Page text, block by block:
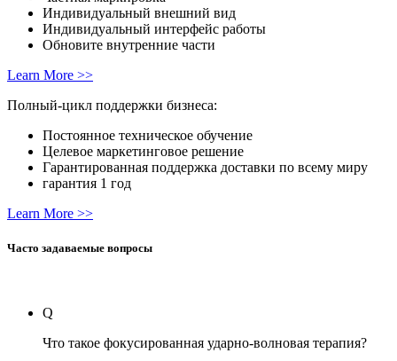
Индивидуальный внешний вид
Индивидуальный интерфейс работы
Обновите внутренние части
Learn More >>
Полный-цикл поддержки бизнеса:
Постоянное техническое обучение
Целевое маркетинговое решение
Гарантированная поддержка доставки по всему миру
гарантия 1 год
Learn More >>
Часто задаваемые вопросы
Q
Что такое фокусированная ударно-волновая терапия?